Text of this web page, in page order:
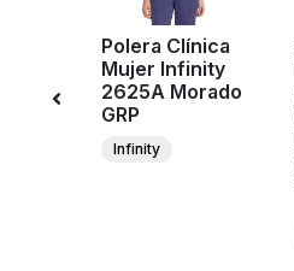
Polera Clínica
Mujer Infinity
2625A Morado
GRP
Infinity